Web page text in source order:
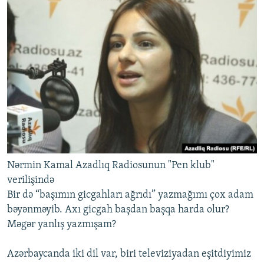
Nərmin Kamal Azadlıq Radiosunun "Pen klub"
verilişində
Bir də “başımın gicgahları ağrıdı” yazmağımı çox adam
bəyənməyib. Axı gicgah başdan başqa harda olur?
Məgər yanlış yazmışam?
Azərbaycanda iki dil var, biri televiziyadan eşitdiyimiz